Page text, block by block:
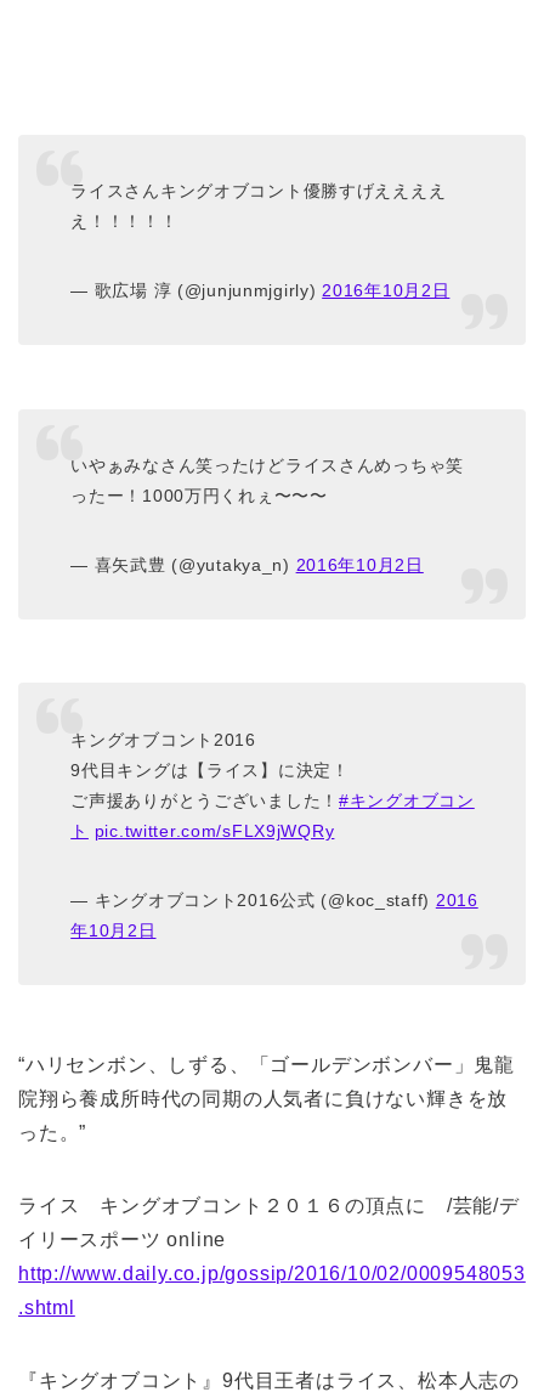
ライスさんキングオブコント優勝すげええええ
え！！！！！
— 歌広場 淳 (@junjunmjgirly)2016年10月2日
いやぁみなさん笑ったけどライスさんめっちゃ笑
ったー！1000万円くれぇ〜〜〜
— 喜矢武豊 (@yutakya_n) 2016年10月2日
キングオブコント2016
9代目キングは【ライス】に決定！
ご声援ありがとうございました！ #キングオブコン
ト
pic.twitter.com/sFLX9jWQRy
— キングオブコント2016公式 (@koc_staff) 2016
年10月2日
“ハリセンボン、しずる、「ゴールデンボンバー」鬼龍
院翔ら養成所時代の同期の人気者に負けない輝きを放
った。”
ライス キングオブコント２０１６の頂点に /芸能/デ
イリースポーツ online
http://www.daily.co.jp/gossip/2016/10/02/0009548053
.shtml
『キングオブコント』9代目王者はライス、松本人志の